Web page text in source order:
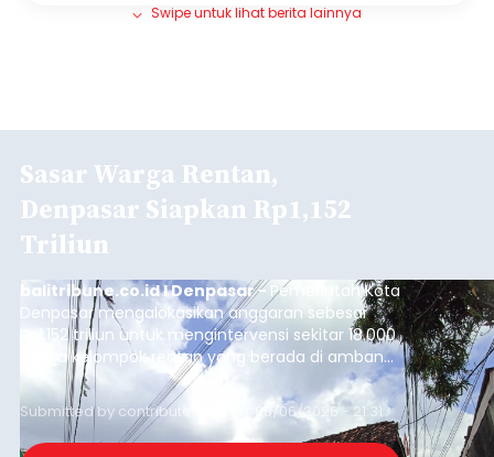
Swipe untuk lihat berita lainnya
Sasar Warga Rentan,
Denpasar Siapkan Rp1,152
Triliun
balitribune.co.id I Denpasar - Pemerintah Kota
Denpasar mengalokasikan anggaran sebesar
Rp1,152 triliun untuk mengintervensi sekitar 18.000
warga kelompok rentan yang berada di ambang
garis kemiskinan. Langkah strategis ini diambil
guna menjaga masyarakat yang berada pada
kelompok desil 5 dan 6 tersebut agar tidak
merosot ke kategori miskin.
Submitted by contributor Thu, 08/06/2026 - 21:31